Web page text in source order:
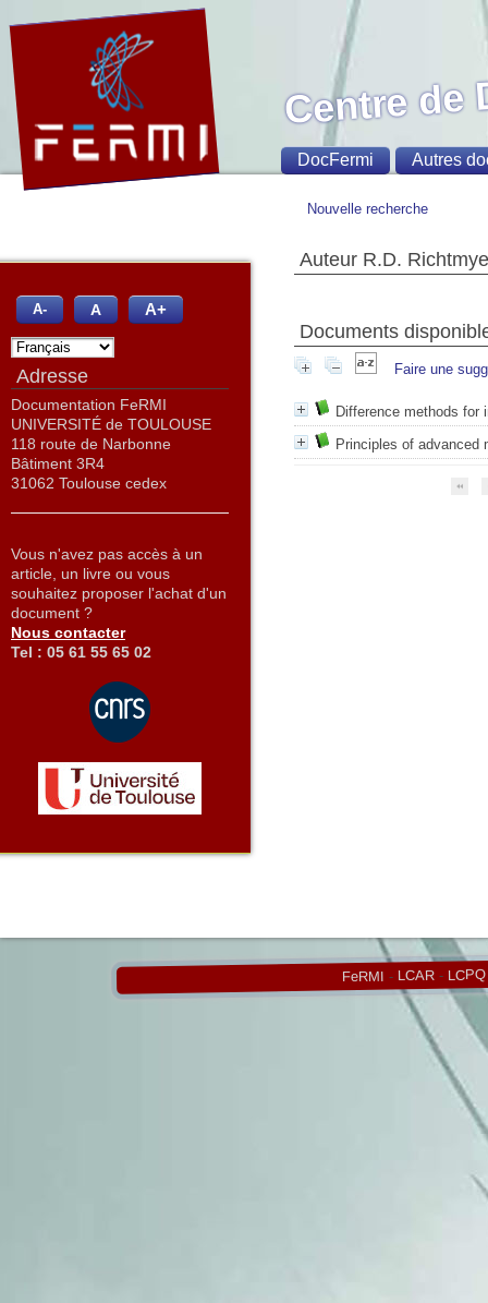
Nouvelle recherche
Auteur R.D.
Documents
Faire une
Difference methods for
Principles of advanced
FeRMI - LCAR- LCPQ
Centre de
DocFermi Autres
A- A A+
Adresse
Documentation FeRMI
UNIVERSITÉ de TOULOUSE
118 route de Narbonne
Bâtiment 3R4
31062 Toulouse cedex
Vous n'avez pas accès à un
article, un livre ou vous
souhaitez proposer l'achat d'un
document ?
Nous contacter
Tel : 05 61 55 65 02